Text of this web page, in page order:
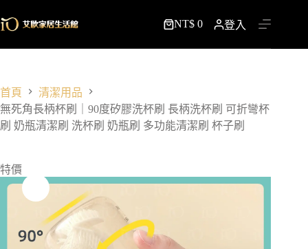
至
容
購
物
NT$ 0 登入
首頁
清潔用品
無死角長柄杯刷｜90度矽膠洗杯刷 長柄洗杯刷 可折彎杯
刷 奶瓶清潔刷 洗杯刷 奶瓶刷 多功能清潔刷 杯子刷
特價